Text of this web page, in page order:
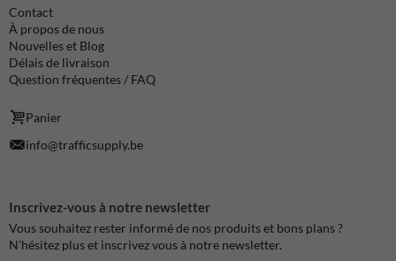
Contact
À propos de nous
Nouvelles et Blog
Délais de livraison
Question fréquentes / FAQ
Panier
info@trafficsupply.be
Inscrivez-vous à notre newsletter
Vous souhaitez rester informé de nos produits et bons plans ?
N'hésitez plus et inscrivez vous à notre newsletter.